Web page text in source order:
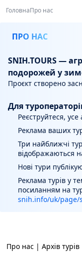
ГоловнаПро нас
ПРО НАС
SNIH.TOURS —
подорожей у
Проєкт створено
Для
Реєструйтеся,
Реклама ваших
Три найближчі
відображаються
Нові тури
Реклама турів у
посиланням на
snih.info/uk/page/
Про нас | Архів турів